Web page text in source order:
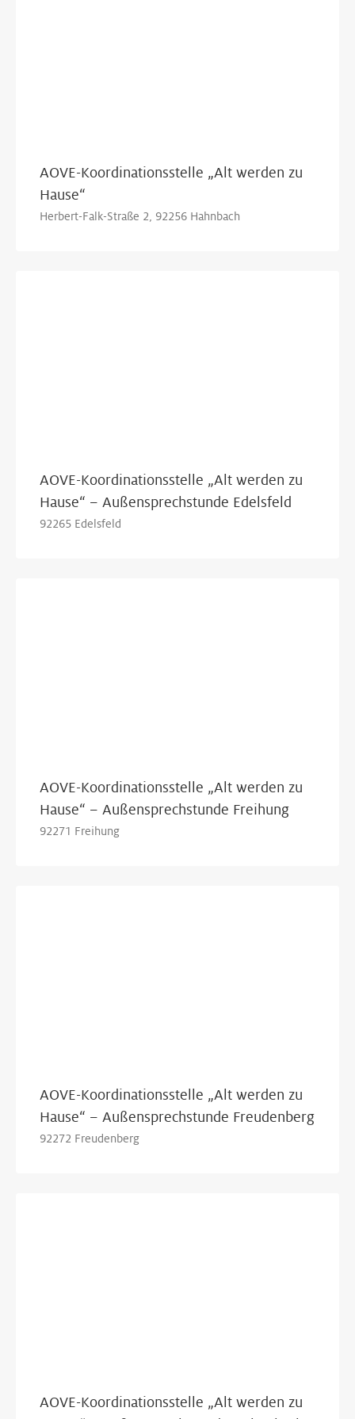
AOVE-Koordinationsstelle „Alt werden zu
Hause“
Herbert-Falk-Straße 2, 92256 Hahnbach
AOVE-Koordinationsstelle „Alt werden zu
Hause“ – Außensprechstunde Edelsfeld
92265 Edelsfeld
AOVE-Koordinationsstelle „Alt werden zu
Hause“ – Außensprechstunde Freihung
92271 Freihung
AOVE-Koordinationsstelle „Alt werden zu
Hause“ – Außensprechstunde Freudenberg
92272 Freudenberg
AOVE-Koordinationsstelle „Alt werden zu